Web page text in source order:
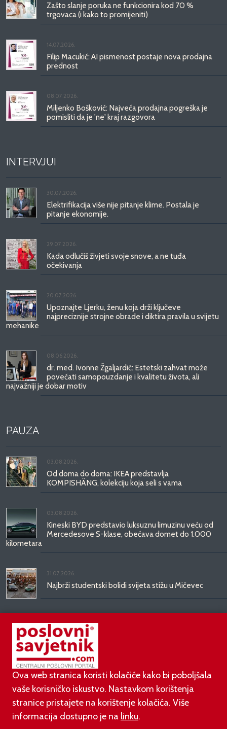
Zašto slanje poruka ne funkcionira kod 70 %
trgovaca (i kako to promijeniti)
14.07.2026.
Filip Macukić: AI pismenost postaje nova prodajna
prednost
08.07.2026.
Miljenko Bošković: Najveća prodajna pogreška je
pomisliti da je 'ne' kraj razgovora
INTERVJUI
30.07.2026.
Elektrifikacija više nije pitanje klime. Postala je
pitanje ekonomije.
29.07.2026.
Kada odlučiš živjeti svoje snove, a ne tuđa
očekivanja
20.07.2026.
Upoznajte Ljerku, ženu koja drži ključeve
najpreciznije strojne obrade i diktira pravila u svijetu
mehanike
08.06.2026.
dr. med. Ivonne Žgaljardić: Estetski zahvat može
povećati samopouzdanje i kvalitetu života, ali
najvažniji je dobar motiv
PAUZA
03.08.2026.
Od doma do doma: IKEA predstavlja
KOMPISHÄNG, kolekciju koja seli s vama
03.08.2026.
Kineski BYD predstavio luksuznu limuzinu veću od
Mercedesove S-klase, obećava domet do 1.000
kilometara
31.07.2026.
Najbrži studentski bolidi svijeta stižu u Mičevec
Divote Cosmetics predstavlja Hince: novo poglavlje
korejske ljepote stiže u Hrvatsku
Ova web stranica koristi kolačiće kako bi poboljšala
vaše korisničko iskustvo. Nastavkom korištenja
stranice pristajete na korištenje kolačića. Više
informacija dostupno je na linku.